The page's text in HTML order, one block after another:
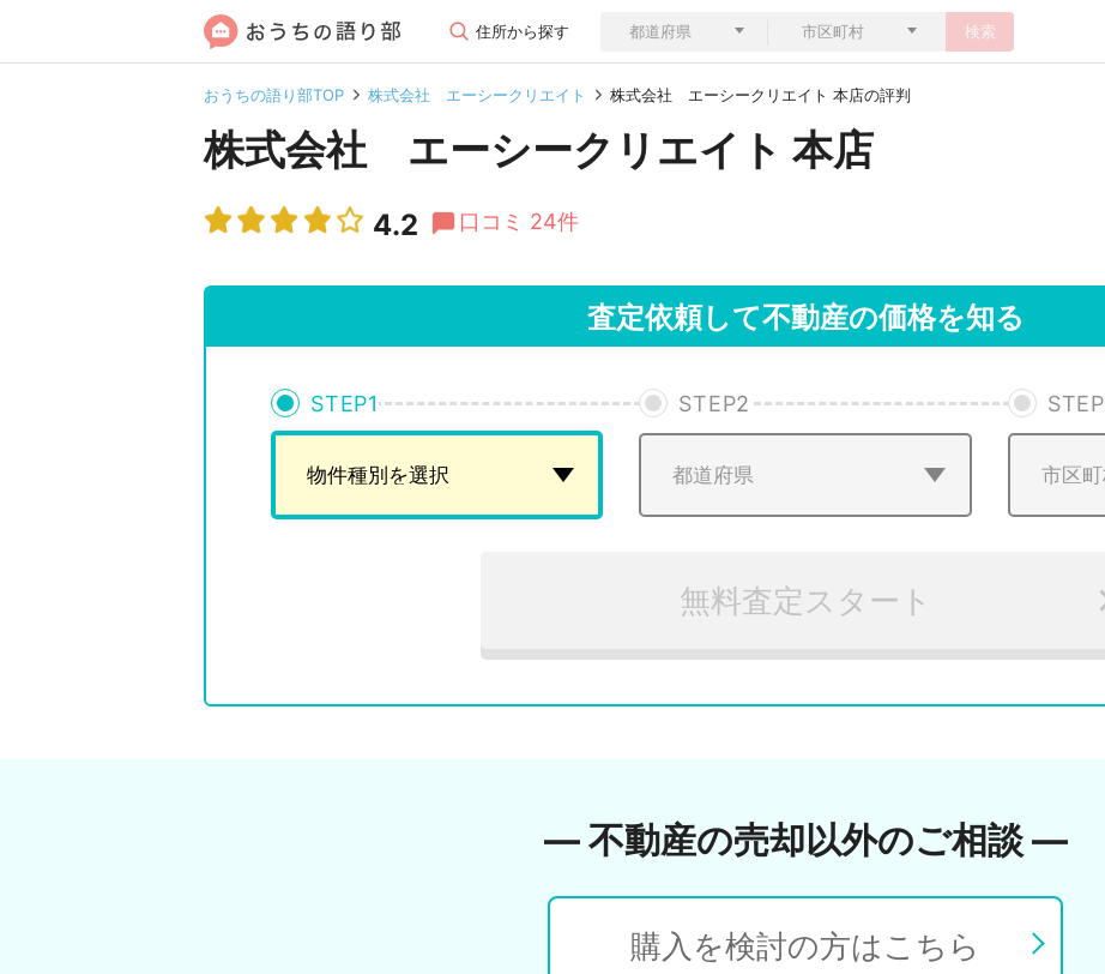
住所から探す 検索
おうちの語り部TOP 株式会社 エーシークリエイト 株式会社 エーシークリエイト 本店の評判
株式会社 エーシークリエイト 本店
4.2 口コミ 24件
査定依頼して不動産の価格を知る
STEP1 STEP2 STEP
無料査定スタート
― 不動産の売却以外のご相談 ―
購入を検討の方はこちら